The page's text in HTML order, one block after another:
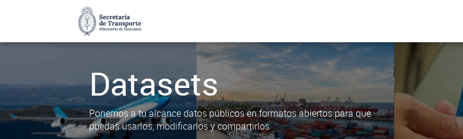
Datasets
Ponemos a tu alcance datos públicos en formatos abiertos para que
puedas usarlos, modificarlos y compartirlos